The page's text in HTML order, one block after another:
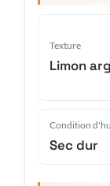
Texture
Limon
Condition
Sec dur